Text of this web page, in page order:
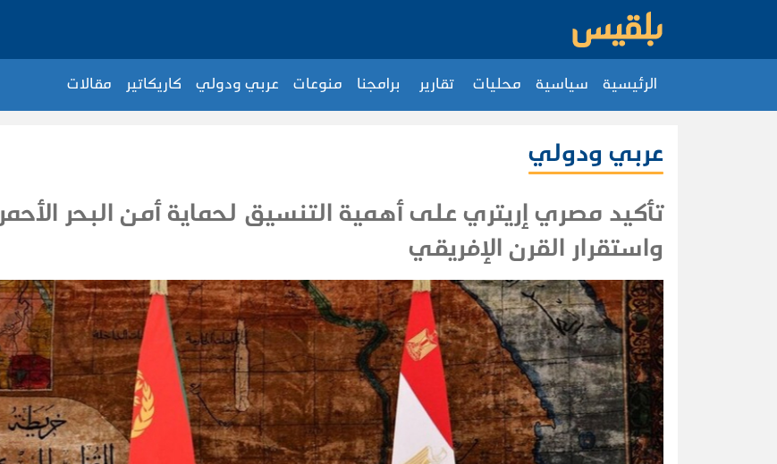
الرئيسية سياسية محليات تقارير برامجنا منوعات عربي ودولي كاريكاتير مقالات
عربي ودولي
تأكيد مصري إريتري على أهمية التنسيق لحماية أمن البحر الأحمر
واستقرار القرن الإفريقي